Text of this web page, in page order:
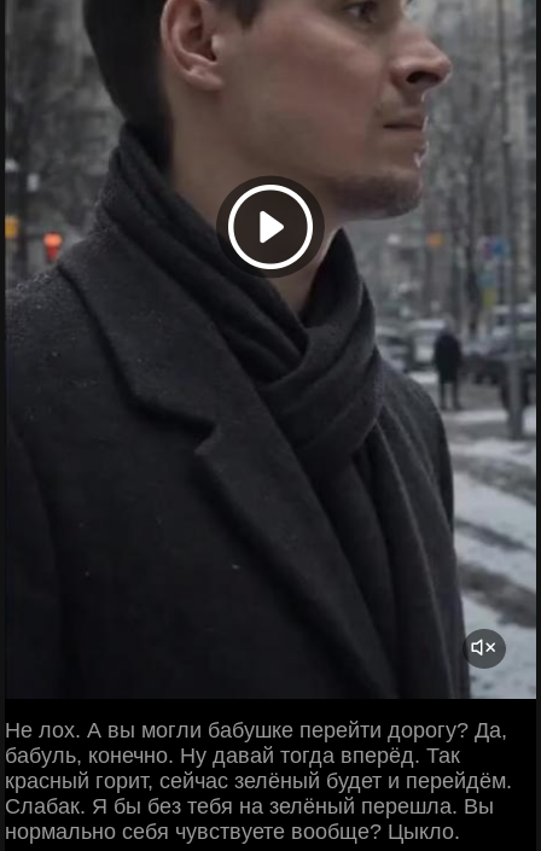
Не лох. А вы могли бабушке перейти дорогу? Да,
бабуль, конечно. Ну давай тогда вперёд. Так
красный горит, сейчас зелёный будет и перейдём.
Слабак. Я бы без тебя на зелёный перешла. Вы
нормально себя чувствуете вообще? Цыкло.